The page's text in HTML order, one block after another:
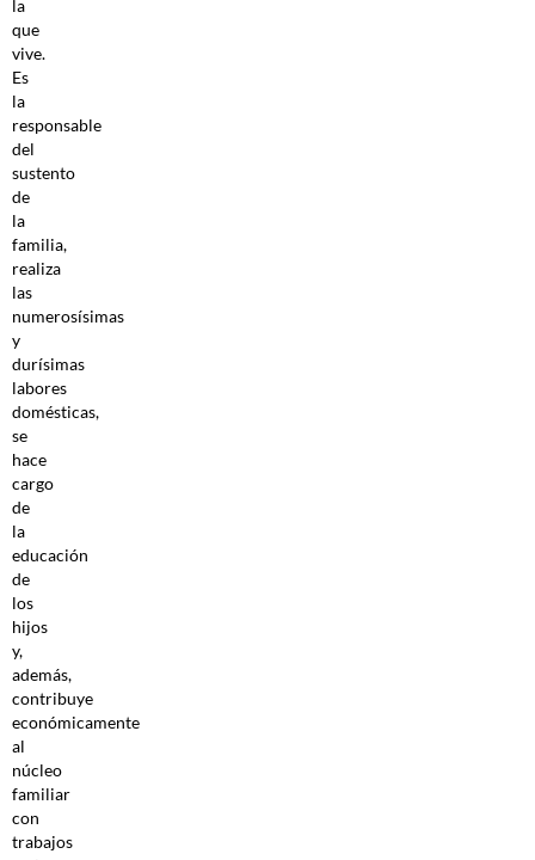
la
que
vive.
Es
la
responsable
del
sustento
de
la
familia,
realiza
las
numerosísimas
y
durísimas
labores
domésticas,
se
hace
cargo
de
la
educación
de
los
hijos
y,
además,
contribuye
económicamente
al
núcleo
familiar
con
trabajos